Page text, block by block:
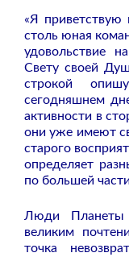
«Я
столь юная
удовольствие
Свету своей
строкой
сегодняшнем
активности в
они уже имеют
старого
определяет
по большей
Люди Планеты
великим
точка